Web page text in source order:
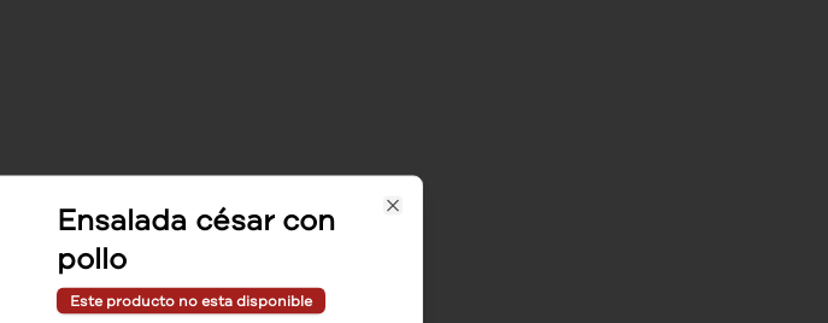
Ensalada césar con
pollo
Este producto no esta disponible